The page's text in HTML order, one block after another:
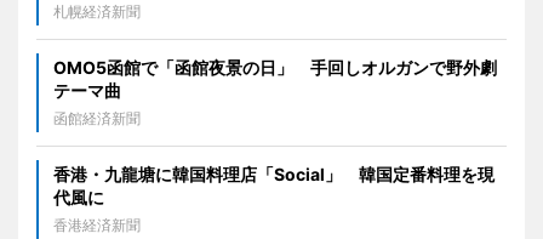
札幌経済新聞
OMO5函館で「函館夜景の日」 手回しオルガンで野外劇
テーマ曲
函館経済新聞
香港・九龍塘に韓国料理店「Social」 韓国定番料理を現
代風に
香港経済新聞